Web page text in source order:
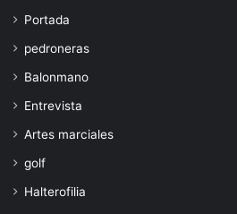
Portada
pedroneras
Balonmano
Entrevista
Artes marciales
golf
Halterofilia